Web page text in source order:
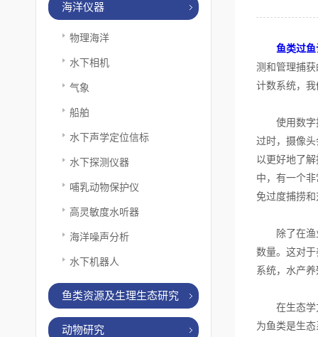
海洋仪器
物理海洋
水下相机
气象
船舶
水下声学定位信标
水下探测仪器
哺乳动物保护仪
高灵敏度水听器
海洋噪声分析
水下机器人
鱼类资源及生理生态研究
动物研究
鱼类过
测和管理捕
计数系统，
使用数字技
过时，摄像
以更好地了
中，有一个
免过度捕捞
除了在渔业
数量。这对
系统，水产
在生态学方
为鱼类是生